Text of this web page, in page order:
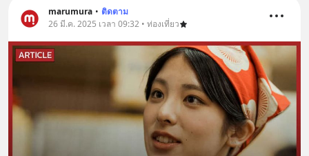
marumura • ติดตาม
26 มี.ค. 2025 เวลา 09:32 • ท่องเที่ยว